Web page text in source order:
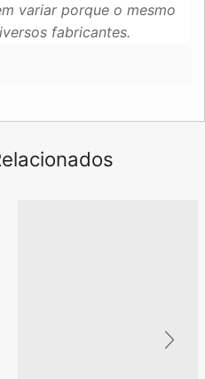
variar porque o mesmo
fabricantes.